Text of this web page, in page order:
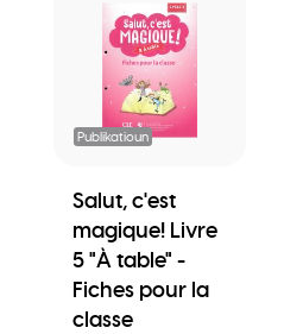
Publikatioun
Salut, c'est
magique! Livre
5 "À table" -
Fiches pour la
classe